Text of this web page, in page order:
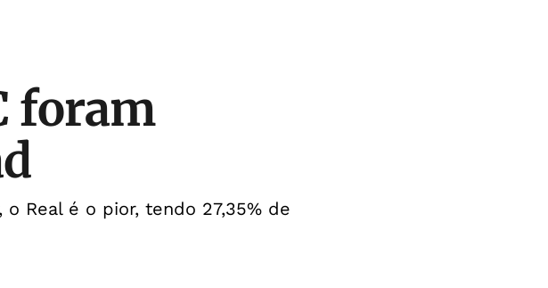
foram
Real é o pior, tendo 27,35% de